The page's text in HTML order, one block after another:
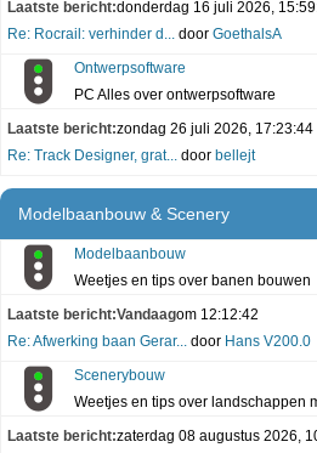
Laatste bericht:donderdag 16 juli 2026,
Re: Rocrail: verhinder d... door GoethalsA
Ontwerpsoftware
PC Alles over ontwerpsoftware
Laatste bericht:zondag 26 juli 2026, 17:23:44
Re: Track Designer, grat... door bellejt
Modelbaanbouw & Scenery
Modelbaanbouw
Weetjes en tips over banen bouwen
Laatste bericht:Vandaagom 12:12:42
Re: Afwerking baan Gerar... door Hans V200.0
Scenerybouw
Weetjes en tips over landschappen
Laatste bericht:zaterdag 08 augustus 2026,